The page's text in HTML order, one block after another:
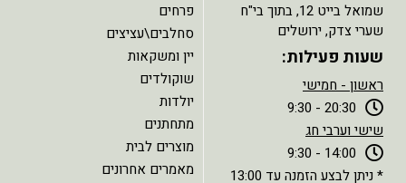
שמואל בייט 12, בתוך בי"ח
שערי צדק, ירושלים
שעות פעילות:
ראשון - חמישי
20:30 - 9:30
שישי וערבי חג
14:00 - 9:30
* ניתן לבצע הזמנה עד 13:00
פרחים
סחלבים\עציצים
יין ומשקאות
שוקולדים
יולדות
מתחתנים
מוצרים לבית
מאמרים אחרונים